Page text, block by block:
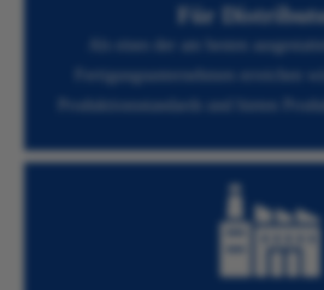
Für
Als eines der am besten
Fertigungsunternehmen erreichen